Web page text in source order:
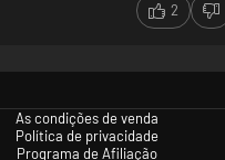
2
As condições de venda
Política de privacidade
Programa de Afiliação